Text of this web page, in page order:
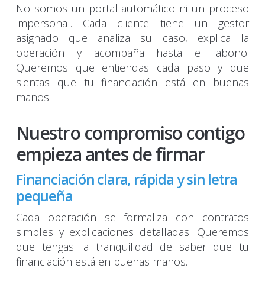
No somos un portal automático ni un proceso
impersonal. Cada cliente tiene un gestor
asignado que analiza su caso, explica la
operación y acompaña hasta el abono.
Queremos que entiendas cada paso y que
sientas que tu financiación está en buenas
manos.
Nuestro compromiso contigo
empieza antes de firmar
Financiación clara, rápida y sin letra
pequeña
Cada operación se formaliza con contratos
simples y explicaciones detalladas. Queremos
que tengas la tranquilidad de saber que tu
financiación está en buenas manos.